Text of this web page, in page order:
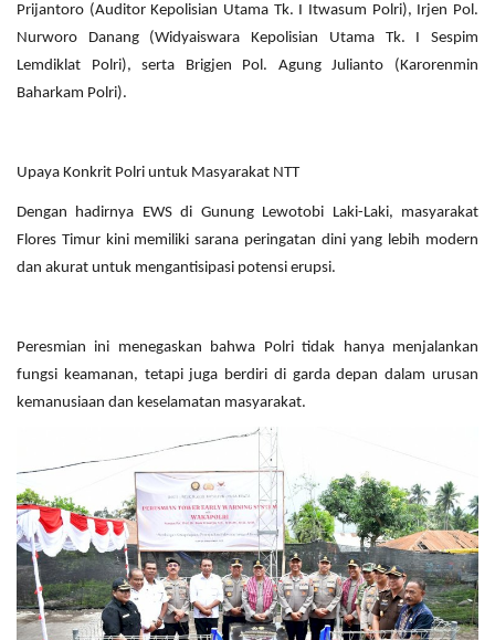
Prijantoro (Auditor Kepolisian Utama Tk. I Itwasum Polri), Irjen Pol.
Nurworo Danang (Widyaiswara Kepolisian Utama Tk. I Sespim
Lemdiklat Polri), serta Brigjen Pol. Agung Julianto (Karorenmin
Baharkam Polri).
Upaya Konkrit Polri untuk Masyarakat NTT
Dengan hadirnya EWS di Gunung Lewotobi Laki-Laki, masyarakat
Flores Timur kini memiliki sarana peringatan dini yang lebih modern
dan akurat untuk mengantisipasi potensi erupsi.
Peresmian ini menegaskan bahwa Polri tidak hanya menjalankan
fungsi keamanan, tetapi juga berdiri di garda depan dalam urusan
kemanusiaan dan keselamatan masyarakat.